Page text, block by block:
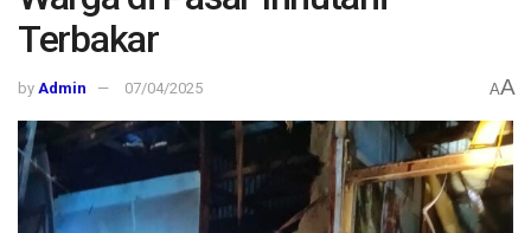
Terbakar
by Admin 07/04/2025 AA